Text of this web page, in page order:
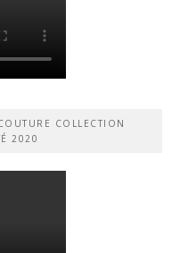
COLLECTION
2020